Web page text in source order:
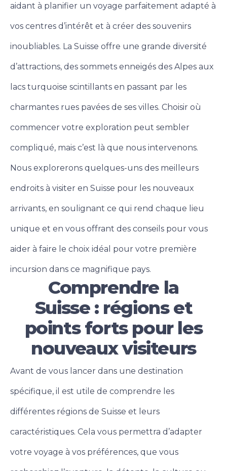
aidant à planifier un voyage parfaitement adapté à
vos centres d’intérêt et à créer des souvenirs
inoubliables. La Suisse offre une grande diversité
d’attractions, des sommets enneigés des Alpes aux
lacs turquoise scintillants en passant par les
charmantes rues pavées de ses villes. Choisir où
commencer votre exploration peut sembler
compliqué, mais c’est là que nous intervenons.
Nous explorerons quelques-uns des meilleurs
endroits à visiter en Suisse pour les nouveaux
arrivants, en soulignant ce qui rend chaque lieu
unique et en vous offrant des conseils pour vous
aider à faire le choix idéal pour votre première
incursion dans ce magnifique pays.
Comprendre la
Suisse : régions et
points forts pour les
nouveaux visiteurs
Avant de vous lancer dans une destination
spécifique, il est utile de comprendre les
différentes régions de Suisse et leurs
caractéristiques. Cela vous permettra d’adapter
votre voyage à vos préférences, que vous